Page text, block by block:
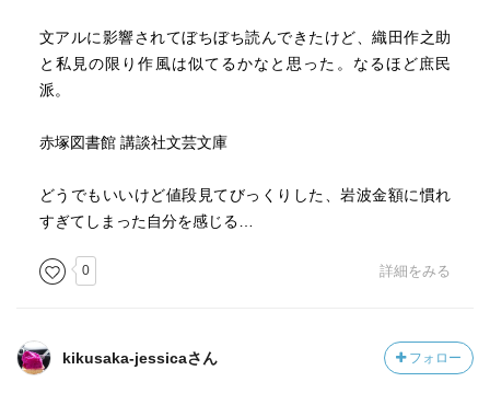
文アルに影響されてぼちぼち読んできたけど、織田作之助
と私見の限り作風は似てるかなと思った。なるほど庶民
派。
赤塚図書館 講談社文芸文庫
どうでもいいけど値段見てびっくりした、岩波金額に慣れ
すぎてしまった自分を感じる…
0 詳細をみる
kikusaka-jessicaさん フォロー